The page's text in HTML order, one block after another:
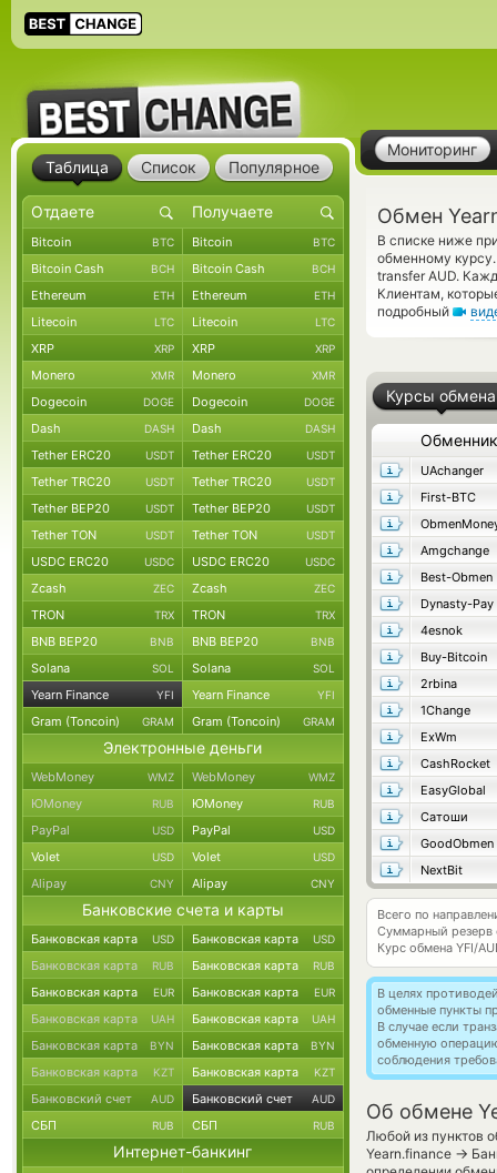
Мониторинг
Обмен
В списке ниже
обменному
transfer AUD.
Клиентам,
подробный
Курсы обмена
Обменник
UAchanger
First-BTC
Amgchange
Best-Obmen
Dynasty-Pay
4esnok
Buy-Bitcoin
2rbina
1Change
ExWm
CashRocket
EasyGlobal
Сатоши
GoodObmen
NextBit
Всего по
Суммарный резерв
Курс обмена YFI/
В целях
обменные пункты
В случае если
обменную
соблюдения
Об обмене
Любой из пунктов
Yearn.finance →
Таблица Список Популярное
Bitcoin BTC Bitcoin BTC
Bitcoin Cash BCH Bitcoin Cash BCH
Ethereum ETH Ethereum ETH
Litecoin LTC Litecoin LTC
XRP XRP XRP XRP
Monero XMR Monero XMR
Dogecoin DOGE Dogecoin DOGE
Dash DASH Dash DASH
Tether ERC20 USDT Tether ERC20 USDT
Tether TRC20 USDT Tether TRC20 USDT
Tether BEP20 USDT Tether BEP20 USDT
Tether TON USDT Tether TON USDT
USDC ERC20 USDC USDC ERC20 USDC
Zcash ZEC Zcash ZEC
TRON TRX TRON TRX
BNB BEP20 BNB BNB BEP20 BNB
Solana SOL Solana SOL
Yearn Finance YFI Yearn Finance YFI
Gram (Toncoin) GRAM Gram (Toncoin) GRAM
Электронные деньги
WebMoney WMZ WebMoney WMZ
ЮMoney RUB ЮMoney RUB
PayPal USD PayPal USD
Volet USD Volet USD
Alipay CNY Alipay CNY
Банковские счета и карты
Банковская карта USD Банковская карта USD
Банковская карта RUB Банковская карта RUB
Банковская карта EUR Банковская карта EUR
Банковская карта UAH Банковская карта UAH
Банковская карта BYN Банковская карта BYN
Банковская карта KZT Банковская карта KZT
Банковский счет AUD Банковский счет AUD
СБП RUB СБП RUB
Интернет-банкинг